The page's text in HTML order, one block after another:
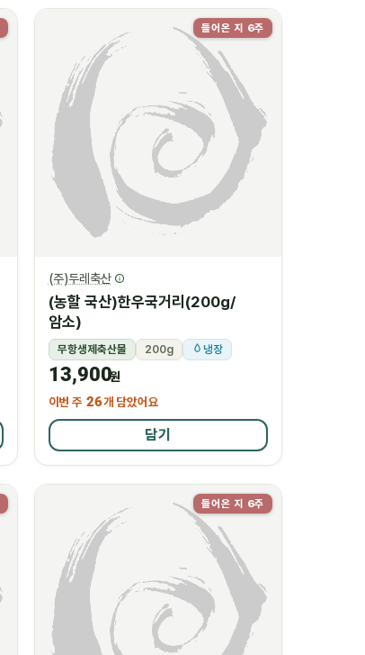
들어온 지 6주
(주)두레축산
(농할 국산)한우국거리(200g/
암소)
무항생제축산물 200g 냉장
13,900원
이번 주 26개 담았어요
담기
들어온 지 6주